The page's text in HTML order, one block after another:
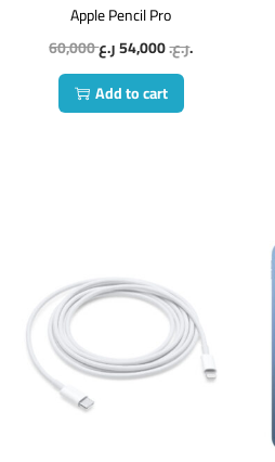
Apple Pencil Pro
60,000
ر.ع.54,000
ر.ع.
Add to cart